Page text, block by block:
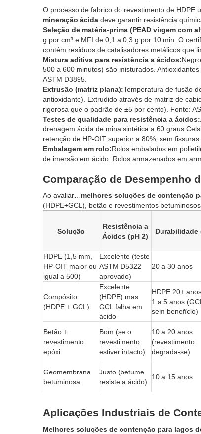
O processo de fabrico do revestimento de HDPE
mineração ácida deve garantir resistência
Seleção de matéria-prima (PEAD virgem com
g por cm³ e MFI de 0,1 a 0,3 g por 10 min. O
contém resíduos de catalisadores metálicos que
Mistura aditiva para resistência a ácidos:
500 a 600 minutos) são misturados.
ASTM D3895.
Extrusão (matriz plana):Temperatura de fusão
antioxidante). Extrudido através de matriz de
rigorosa que o padrão de ±5 por cento). Fonte:
Testes de qualidade para resistência a ácidos:
drenagem ácida de mina sintética a 60 graus
retenção de HP-OIT superior a 80%, sem
Embalagem em rolo:Rolos embalados em
de imersão em ácido. Rolos armazenados em
Comparação de Desempenho
Ao avaliar… melhores soluções de contenção
(HDPE+GCL), betão e revestimentos betuminosos.
Solução
Resistência a
Ácidos (pH 2)
Durabilidade
HDPE (1,5 mm,
HP-OIT maior ou
igual a 500)
Excelente (teste
ASTM D5322
aprovado)
20 a 30 anos
Compósito
(HDPE + GCL)
Excelente
(HDPE) mas
GCL falha em
ácido
HDPE 20+
1 a 5 anos
sem benefício)
Betão +
revestimento
epóxi
Bom (se o
revestimento
estiver intacto)
10 a 20 anos
(revestimento
degrada-se)
Geomembrana
betuminosa
Justo (betume
resiste a ácido)
10 a 15 anos
Aplicações Industriais de
Melhores soluções de contenção para lagos